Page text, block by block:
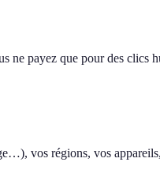
ne payez que pour des clics
vos régions, vos